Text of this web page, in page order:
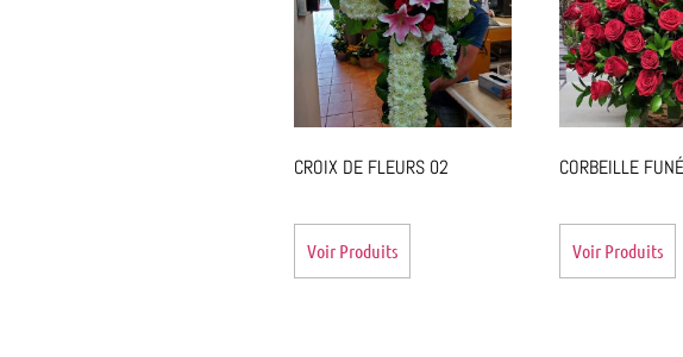
CROIX DE FLEURS 02
Voir Produits
CORBEILLE
Voir Produits